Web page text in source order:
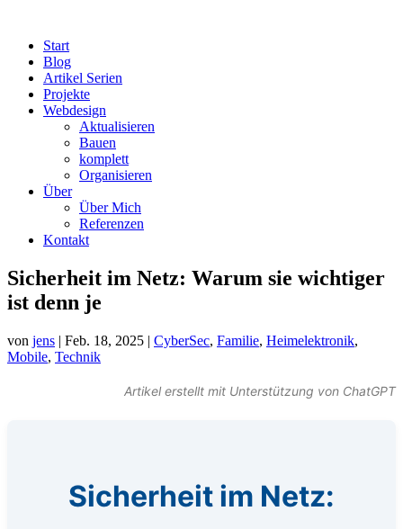
Start
Blog
Artikel Serien
Projekte
Webdesign
Aktualisieren
Bauen
komplett
Organisieren
Über
Über Mich
Referenzen
Kontakt
Sicherheit im Netz: Warum sie wichtiger
ist denn je
von jens | Feb. 18, 2025 | CyberSec, Familie, Heimelektronik,
Mobile, Technik
Artikel erstellt mit Unterstützung von ChatGPT
Sicherheit im Netz: